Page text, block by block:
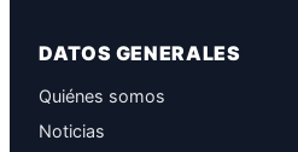
DATOS GENERALES
Quiénes somos
Noticias